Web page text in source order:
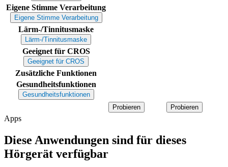
Eigene Stimme Verarbeitung
Eigene Stimme Verarbeitung
Lärm-/Tinnitusmaske
Lärm-/Tinnitusmaske
Geeignet für CROS
Geeignet für CROS
Zusätzliche Funktionen
Gesundheitsfunktionen
Gesundheitsfunktionen
Probieren
Probieren
Apps
Diese Anwendungen sind für dieses
Hörgerät verfügbar